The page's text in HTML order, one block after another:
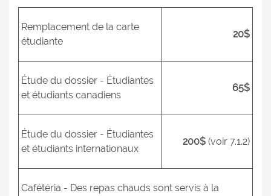
Remplacement de la carte
étudiante
20$
Étude du dossier - Étudiantes
et étudiants canadiens
65$
Étude du dossier - Étudiantes
et étudiants internationaux
200$ (voir 7.1.2)
Cafétéria - Des repas chauds sont servis à la